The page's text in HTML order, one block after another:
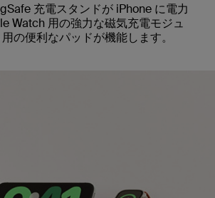
充電スタンドが iPhone に電力
Watch 用の強力な磁気充電モジュ
の便利なパッドが機能します。